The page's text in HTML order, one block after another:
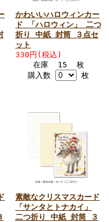
かわいいハロウィンカー
ド 「ハロウィン」 二つ
折り 中紙 封筒 ３点セ
ット
330円(税込)
在庫 15 枚
購入数
枚
素敵なクリスマスカード
「サンタとトナカイ」
二つ折り 中紙 封筒 ３